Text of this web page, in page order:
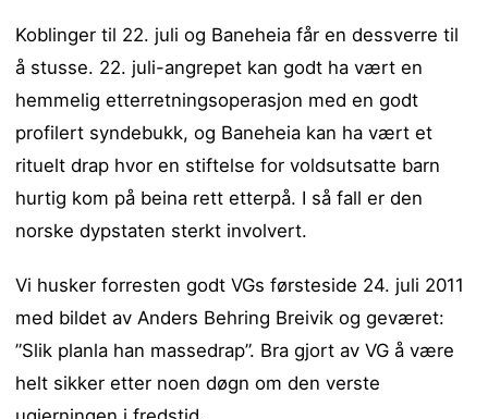
Koblinger til 22. juli og Baneheia får en dessverre til
å stusse. 22. juli-angrepet kan godt ha vært en
hemmelig etterretningsoperasjon med en godt
profilert syndebukk, og Baneheia kan ha vært et
rituelt drap hvor en stiftelse for voldsutsatte barn
hurtig kom på beina rett etterpå. I så fall er den
norske dypstaten sterkt involvert.
Vi husker forresten godt VGs førsteside 24. juli 2011
med bildet av Anders Behring Breivik og geværet:
”Slik planla han massedrap”. Bra gjort av VG å være
helt sikker etter noen døgn om den verste